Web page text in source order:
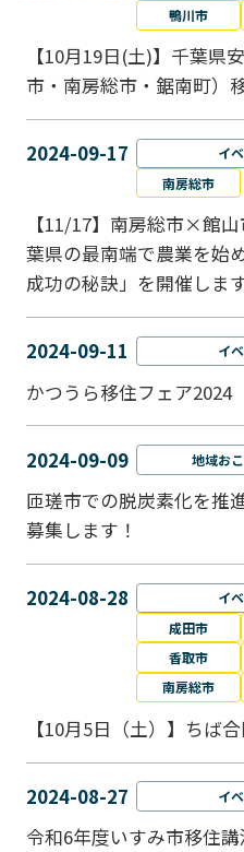
鴨川市
【10月19日(土)】千葉県
市・南房総市・鋸南町）
2024-09-17 イ
南房総市
【11/17】南房総市×館
葉県の最南端で農業を始
成功の秘訣」を開催しま
2024-09-11 イ
かつうら移住フェア2024
2024-09-09 地域お
匝瑳市での脱炭素化を推
募集します！
2024-08-28 イ
成田市
香取市
南房総市
【10月5日（土）】ちば
2024-08-27 イ
令和6年度いすみ市移住